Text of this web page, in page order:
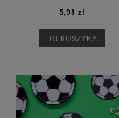
5,98 zł
DO KOSZYKA